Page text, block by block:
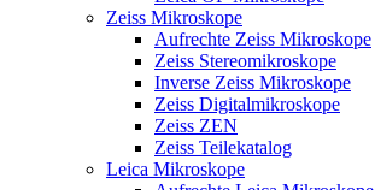
Zeiss Mikroskope
Aufrechte Zeiss Mikroskope
Zeiss Stereomikroskope
Inverse Zeiss Mikroskope
Zeiss Digitalmikroskope
Zeiss ZEN
Zeiss Teilekatalog
Leica Mikroskope